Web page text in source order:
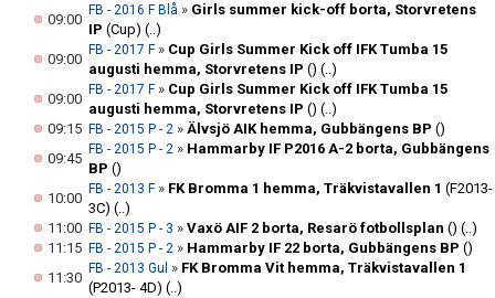
09:00
FB - 2016 F Blå » Girls summer kick-off borta, Storvretens
IP (Cup) (..)
09:00
FB - 2017 F» Cup Girls Summer Kick off IFK Tumba 15
augusti hemma, Storvretens IP () (..)
09:00
FB - 2017 F» Cup Girls Summer Kick off IFK Tumba 15
augusti hemma, Storvretens IP () (..)
09:15 FB - 2015 P - 2 » Älvsjö AIK hemma, Gubbängens BP ()
09:45
FB - 2015 P - 2 » Hammarby IF P2016 A-2 borta, Gubbängens
BP ()
10:00
FB - 2013 F» FK Bromma 1 hemma, Träkvistavallen 1 (F2013-
3C) (..)
11:00 FB - 2015 P - 3 » Vaxö AIF 2 borta, Resarö fotbollsplan () (..)
11:15 FB - 2015 P - 2 » Hammarby IF 22 borta, Gubbängens BP ()
11:30
FB - 2013 Gul » FK Bromma Vit hemma, Träkvistavallen 1
(P2013- 4D) (..)